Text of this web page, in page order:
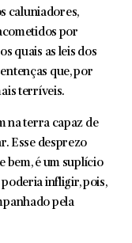
caluniadores,
por
quais as leis dos
que, por
terríveis.
na terra capaz de
Esse desprezo
bem, é um suplício
infligir, pois,
pela